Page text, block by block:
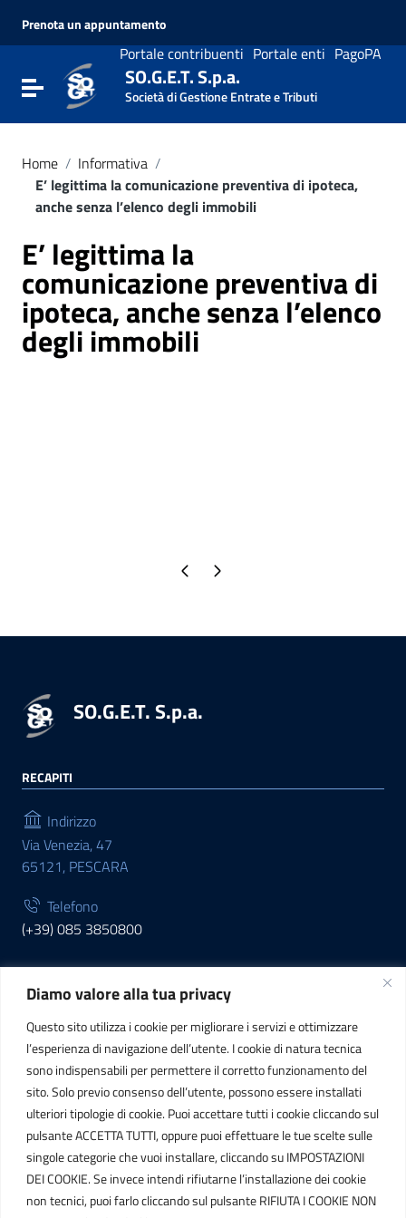
Diamo valore alla tua privacy
Questo sito utilizza i cookie per migliorare i servizi e ottimizzare
l’esperienza di navigazione dell’utente. I cookie di natura tecnica
sono indispensabili per permettere il corretto funzionamento del
sito. Solo previo consenso dell’utente, possono essere installati
ulteriori tipologie di cookie. Puoi accettare tutti i cookie cliccando sul
pulsante ACCETTA TUTTI, oppure puoi effettuare le tue scelte sulle
singole categorie che vuoi installare, cliccando su IMPOSTAZIONI
DEI COOKIE. Se invece intendi rifiutarne l’installazione dei cookie
non tecnici, puoi farlo cliccando sul pulsante RIFIUTA I COOKIE NON
Vai al menu di navigazione
Prenota un appuntamento
Portale contribuenti Portale enti PagoPA
Attiva / disattiva la navigazione
SO.G.E.T. S.p.a.
Società di Gestione Entrate e Tributi
Home / Informativa /
E’ legittima la comunicazione preventiva di ipoteca,
anche senza l’elenco degli immobili
E’ legittima la
comunicazione preventiva di
ipoteca, anche senza l’elenco
degli immobili
Pagina precedente
Pagina successiva
SO.G.E.T. S.p.a.
RECAPITI
Indirizzo
Via Venezia, 47
65121, PESCARA
Telefono
(+39) 085 3850800
INFORMAZIONI
C.F. / P.IVA
IT01807790686
POSTA ELETTRONICA
PEC
protocollo.sogetspa@pec.it